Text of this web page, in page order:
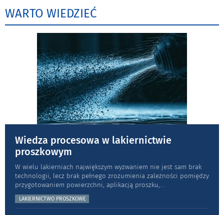
WARTO WIEDZIEĆ
Wiedza procesowa w lakiernictwie
proszkowym
W wielu lakierniach największym wyzwaniem nie jest sam brak
technologii, lecz brak pełnego zrozumienia zależności pomiędzy
przygotowaniem powierzchni, aplikacją proszku,...
LAKIERNICTWO PROSZKOWE